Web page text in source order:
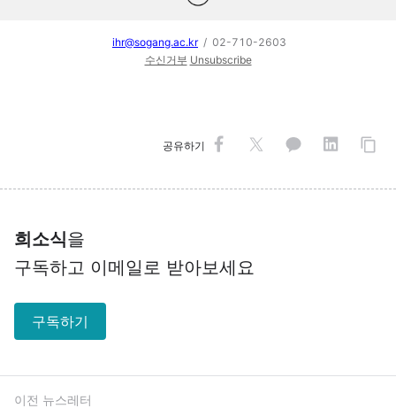
ihr@sogang.ac.kr/ 02-710-2603
수신거부 Unsubscribe
공유하기
희소식을
구독하고 이메일로 받아보세요
구독하기
이전 뉴스레터